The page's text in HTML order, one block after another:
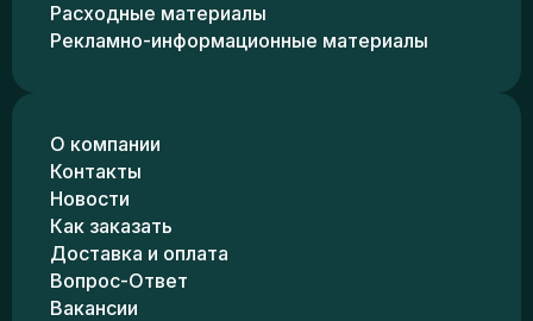
Расходные материалы
Рекламно-информационные материалы
О компании
Контакты
Новости
Как заказать
Доставка и оплата
Вопрос-Ответ
Вакансии